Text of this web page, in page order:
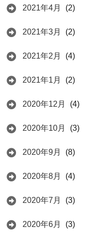
2021年4月 (2)
2021年3月 (2)
2021年2月 (4)
2021年1月 (2)
2020年12月 (4)
2020年10月 (3)
2020年9月 (8)
2020年8月 (4)
2020年7月 (3)
2020年6月 (3)